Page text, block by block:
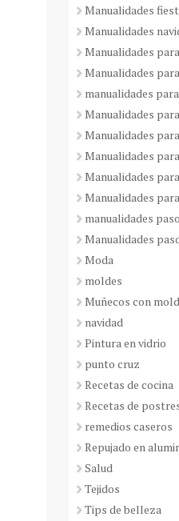
Manualidades
Manualidades
Manualidades
Manualidades
manualidades
Manualidades
Manualidades
Manualidades
Manualidades
Manualidades
manualidades paso
Manualidades
Moda
moldes
Muñecos con
navidad
Pintura en vidrio
punto cruz
Recetas de cocina
Recetas de
remedios caseros
Repujado en
Salud
Tejidos
Tips de belleza